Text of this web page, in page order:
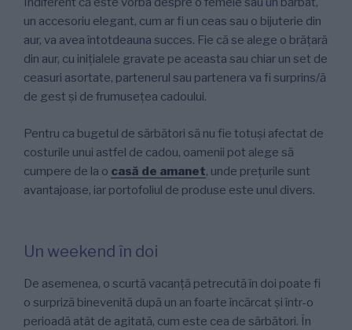
un accesoriu elegant, cum ar fi un ceas sau o bijuterie din
aur, va avea întotdeauna succes. Fie că se alege o brățară
din aur, cu inițialele gravate pe aceasta sau chiar un set de
ceasuri asortate, partenerul sau partenera va fi surprins/ă
de gest și de frumusețea cadoului.
Pentru ca bugetul de sărbători să nu fie totuși afectat de
costurile unui astfel de cadou, oamenii pot alege să
cumpere de la o casă de amanet, unde prețurile sunt
avantajoase, iar portofoliul de produse este unul divers.
Un weekend în doi
De asemenea, o scurtă vacanță petrecută în doi poate fi
o surpriză binevenită după un an foarte încărcat și într-o
perioadă atât de agitată, cum este cea de sărbători. În